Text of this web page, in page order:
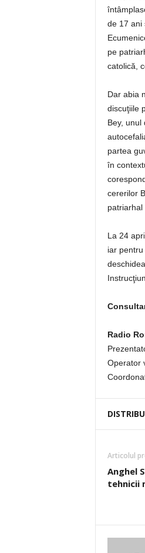
de 17 ani
pe
catolică,
Dar abia
discuţiile
Bey, unul
partea
în
cererilor
La 24
iar
Radio
Operator
Articolul
Anghel
tehnicii